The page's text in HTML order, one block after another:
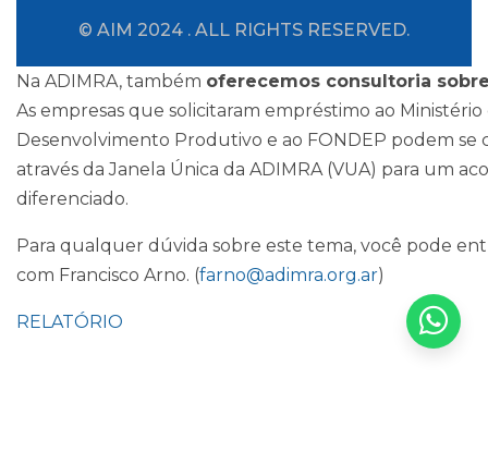
© AIM 2024 . ALL RIGHTS RESERVED.
Na ADIMRA, também oferecemos consultoria
As empresas que solicitaram empréstimo ao Ministério
Desenvolvimento Produtivo e ao FONDEP podem se
através da Janela Única da ADIMRA (VUA) para um
diferenciado.
Para qualquer dúvida sobre este tema, você pode
com Francisco Arno. (farno@adimra.org.ar)
RELATÓRIO